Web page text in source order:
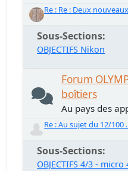
Re : Re : Deux
Sous-Sections
OBJECTIFS Nikon
Forum
boîtiers
Au pays des
Re : Au sujet du 12/100
Sous-Sections
OBJECTIFS 4/3 - micro